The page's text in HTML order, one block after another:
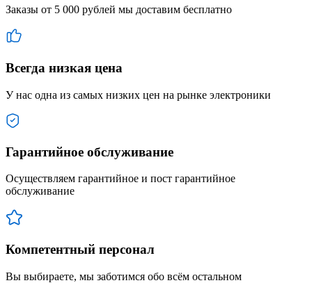
Заказы от 5 000 рублей мы доставим бесплатно
Всегда низкая цена
У нас одна из самых низких цен на рынке электроники
Гарантийное обслуживание
Осуществляем гарантийное и пост гарантийное
обслуживание
Компетентный персонал
Вы выбираете, мы заботимся обо всём остальном